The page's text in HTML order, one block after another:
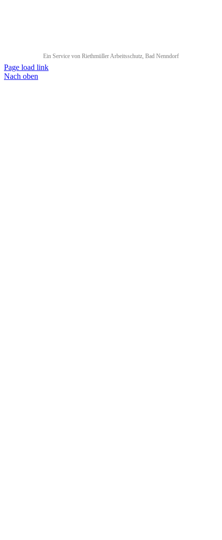
Ein Service von Riethmüller Arbeitsschutz, Bad Nenndorf
Page load link
Nach oben